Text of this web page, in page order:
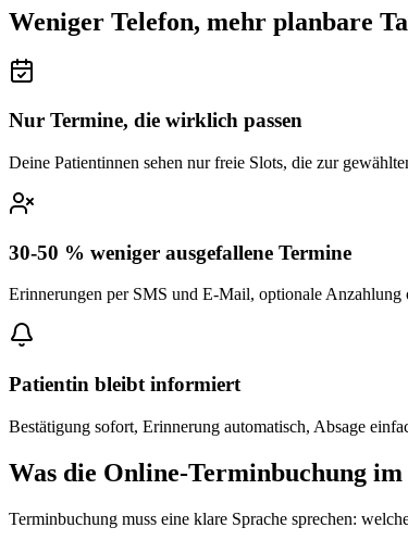
Weniger Telefon, mehr planbare
Nur Termine, die wirklich passen
Deine Patientinnen sehen nur freie Slots, die zur
30-50 % weniger ausgefallene Termine
Erinnerungen per SMS und E-Mail, optionale
Patientin bleibt informiert
Bestätigung sofort, Erinnerung automatisch, Absage
Was die Online-Terminbuchung
Terminbuchung muss eine klare Sprache sprechen: